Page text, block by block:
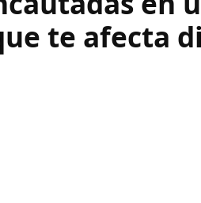
te afecta